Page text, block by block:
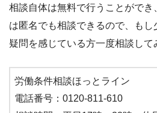
相談自体は無料で行うことがで
は匿名でも相談できるので、も
疑問を感じている方一度相談して
労働条件相談ほっとライン
電話番号：0120-811-610